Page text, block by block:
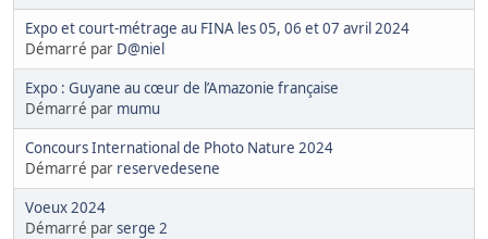
Expo et court-métrage au FINA les 05, 06 et 07 avril 2024
Démarré par D@niel
Expo : Guyane au cœur de l’Amazonie française
Démarré par mumu
Concours International de Photo Nature 2024
Démarré par reservedesene
Voeux 2024
Démarré parserge 2